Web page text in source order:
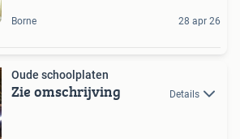
Borne 28 apr 26
Oude schoolplaten
Zie omschrijving Details